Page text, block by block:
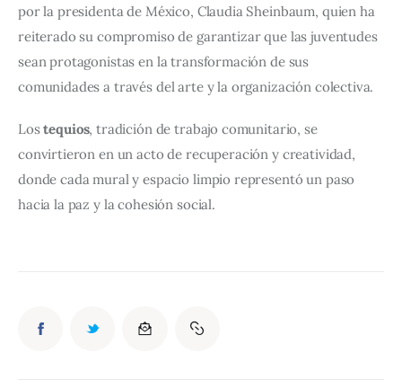
por la presidenta de México, Claudia Sheinbaum, quien ha
reiterado su compromiso de garantizar que las juventudes
sean protagonistas en la transformación de sus
comunidades a través del arte y la organización colectiva.
Los tequios, tradición de trabajo comunitario, se
convirtieron en un acto de recuperación y creatividad,
donde cada mural y espacio limpio representó un paso
hacia la paz y la cohesión social.